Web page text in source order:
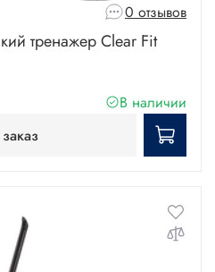
0 отзывов
тренажер Clear Fit
В наличии